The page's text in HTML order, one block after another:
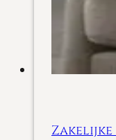
Zakelijke